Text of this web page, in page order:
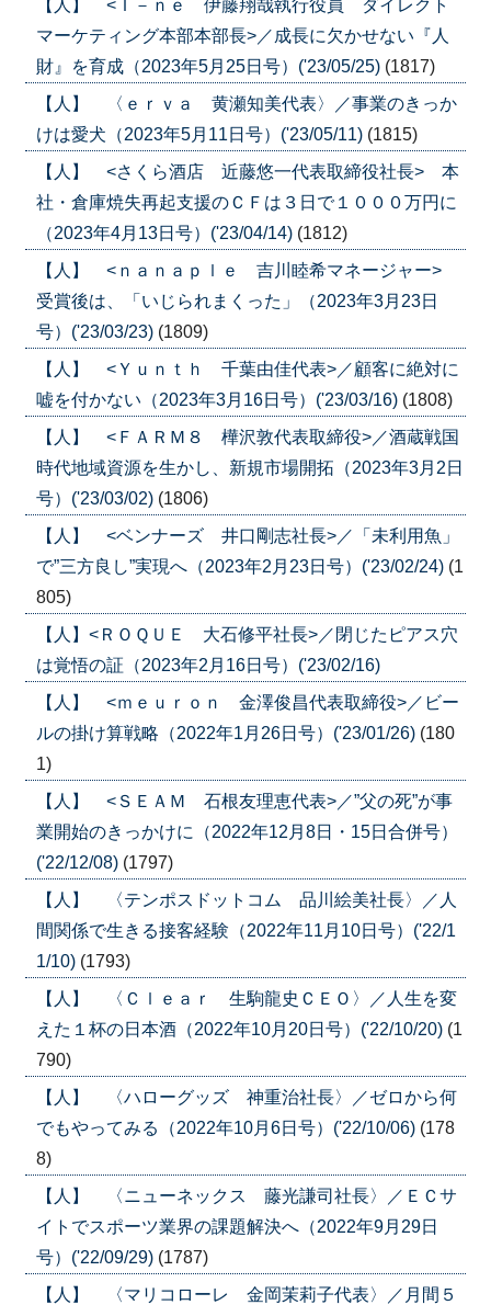
【人】 <Ｉ－ｎｅ 伊藤翔哉執行役員 ダイレクト
マーケティング本部本部長>／成長に欠かせない『人
財』を育成（2023年5月25日号）('23/05/25) (1817)
【人】 〈ｅｒｖａ 黄瀬知美代表〉／事業のきっか
けは愛犬（2023年5月11日号）('23/05/11) (1815)
【人】 <さくら酒店 近藤悠一代表取締役社長> 本
社・倉庫焼失再起支援のＣＦは３日で１０００万円に
（2023年4月13日号）('23/04/14) (1812)
【人】 <ｎａｎａｐｌｅ 吉川睦希マネージャー>
受賞後は、「いじられまくった」（2023年3月23日
号）('23/03/23) (1809)
【人】 <Ｙｕｎｔｈ 千葉由佳代表>／顧客に絶対に
嘘を付かない（2023年3月16日号）('23/03/16) (1808)
【人】 <ＦＡＲＭ８ 樺沢敦代表取締役>／酒蔵戦国
時代地域資源を生かし、新規市場開拓（2023年3月2日
号）('23/03/02) (1806)
【人】 <ベンナーズ 井口剛志社長>／「未利用魚」
で”三方良し”実現へ（2023年2月23日号）('23/02/24) (1
805)
【人】<ＲＯＱＵＥ 大石修平社長>／閉じたピアス穴
は覚悟の証（2023年2月16日号）('23/02/16)
【人】 <ｍｅｕｒｏｎ 金澤俊昌代表取締役>／ビー
ルの掛け算戦略（2022年1月26日号）('23/01/26) (180
1)
【人】 <ＳＥＡＭ 石根友理恵代表>／”父の死”が事
業開始のきっかけに（2022年12月8日・15日合併号）
('22/12/08) (1797)
【人】 〈テンポスドットコム 品川絵美社長〉／人
間関係で生きる接客経験（2022年11月10日号）('22/1
1/10) (1793)
【人】 〈Ｃｌｅａｒ 生駒龍史ＣＥＯ〉／人生を変
えた１杯の日本酒（2022年10月20日号）('22/10/20) (1
790)
【人】 〈ハローグッズ 神重治社長〉／ゼロから何
でもやってみる（2022年10月6日号）('22/10/06) (178
8)
【人】 〈ニューネックス 藤光謙司社長〉／ＥＣサ
イトでスポーツ業界の課題解決へ（2022年9月29日
号）('22/09/29) (1787)
【人】 〈マリコローレ 金岡茉莉子代表〉／月間５